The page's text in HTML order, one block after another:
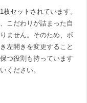
セットされています。
こだわりが詰まった自
ません。そのため、ボ
左開きを変更すること
つ役割も持っています
ください。